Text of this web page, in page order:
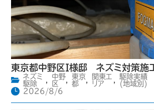
東京都中野区I様邸 ネズミ対策施
ネズミ
駆除
,
中野
区
,
東京
都
,
関東エ
リア
,
駆除実績
(地域別)
2026/8/6